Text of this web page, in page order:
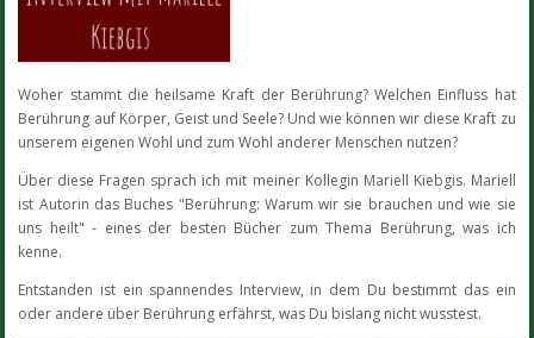
Woher stammt die heilsame Kraft der Berührung? Welchen Einfluss hat
Berührung auf Körper, Geist und Seele? Und wie können wir diese Kraft zu
unserem eigenen Wohl und zum Wohl anderer Menschen nutzen?
Über diese Fragen sprach ich mit meiner Kollegin Mariell Kiebgis. Mariell
ist Autorin das Buches "Berührung: Warum wir sie brauchen und wie sie
uns heilt" - eines der besten Bücher zum Thema Berührung, was ich
kenne.
Entstanden ist ein spannendes Interview, in dem Du bestimmt das ein
oder andere über Berührung erfährst, was Du bislang nicht wusstest.